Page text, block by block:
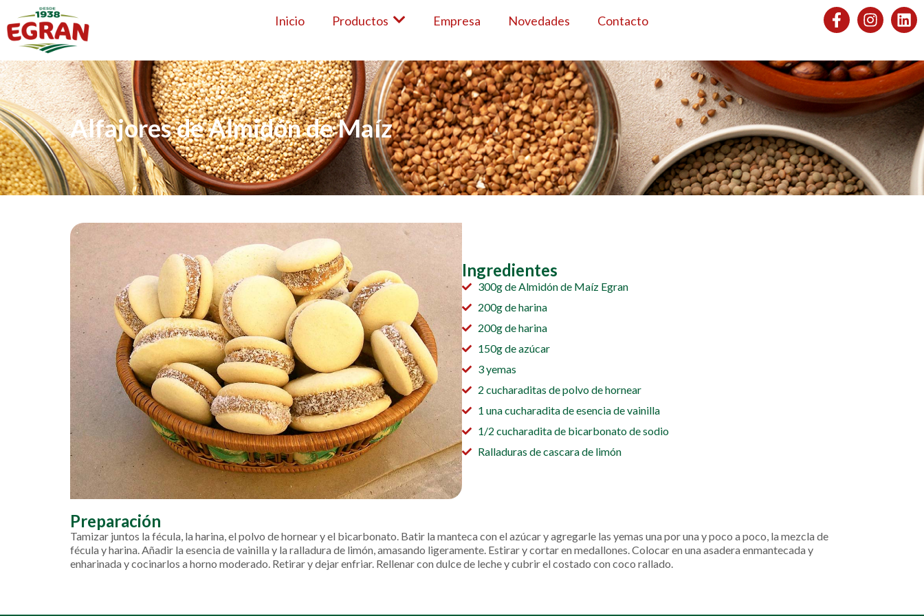
Inicio Productos Empresa Novedades Contacto
Alfajores de Almidón de Maíz
Ingredientes
300g de Almidón de Maíz Egran
200g de harina
200g de harina
150g de azúcar
3 yemas
2 cucharaditas de polvo de hornear
1 una cucharadita de esencia de vainilla
1/2 cucharadita de bicarbonato de sodio
Ralladuras de cascara de limón
Preparación
Tamizar juntos la fécula, la harina, el polvo de hornear y el bicarbonato. Batir la manteca con el azúcar y agregarle las yemas una por una y poco a poco, la mezcla de
fécula y harina. Añadir la esencia de vainilla y la ralladura de limón, amasando ligeramente. Estirar y cortar en medallones. Colocar en una asadera enmantecada y
enharinada y cocinarlos a horno moderado. Retirar y dejar enfriar. Rellenar con dulce de leche y cubrir el costado con coco rallado.